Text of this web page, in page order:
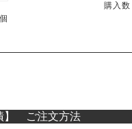
個
購入数
】 ご注文方法